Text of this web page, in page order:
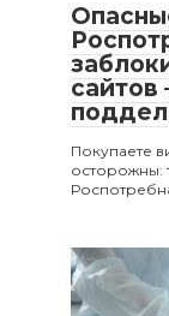
сайтов
Покупаете
осторожны: